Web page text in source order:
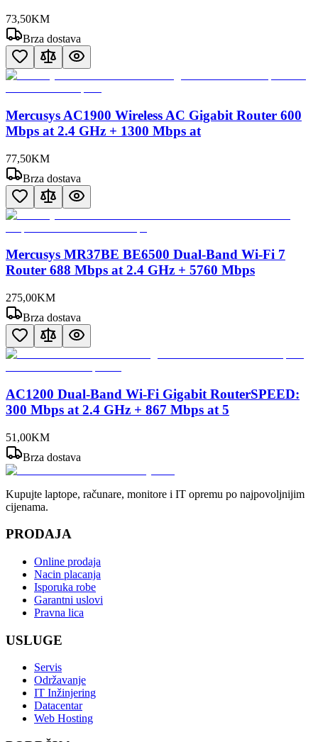
73,50KM
Brza dostava
Mercusys AC1900 Wireless AC Gigabit Router 600
Mbps at 2.4 GHz + 1300 Mbps at
77,50KM
Brza dostava
Mercusys MR37BE BE6500 Dual-Band Wi-Fi 7
Router 688 Mbps at 2.4 GHz + 5760 Mbps
275,00KM
Brza dostava
AC1200 Dual-Band Wi-Fi Gigabit RouterSPEED:
300 Mbps at 2.4 GHz + 867 Mbps at 5
51 ,00KM
Brza dostava
Kupujte laptope, računare, monitore i IT opremu po najpovoljnijim
cijenama.
PRODAJA
Online prodaja
Nacin placanja
Isporuka robe
Garantni uslovi
Pravna lica
USLUGE
Servis
Održavanje
IT Inžinjering
Datacentar
Web Hosting